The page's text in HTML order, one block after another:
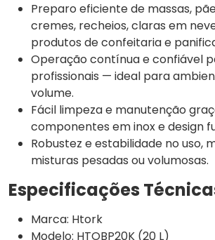
Preparo eficiente de massas,
cremes, recheios, claras em
produtos de confeitaria e
Operação contínua e confiável
profissionais — ideal para
volume.
Fácil limpeza e manutenção
componentes em inox e design
Robustez e estabilidade no uso,
misturas pesadas ou volumosas.
Especificações
Marca: Htork
Modelo: HTOBP20K (20 L)